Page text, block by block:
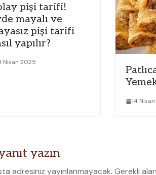
pişi tarifi!
mayalı ve
pişi tarifi
yapılır?
Nisan 2025
14
yazın
adresiniz yayınlanmayacak. Gerekli